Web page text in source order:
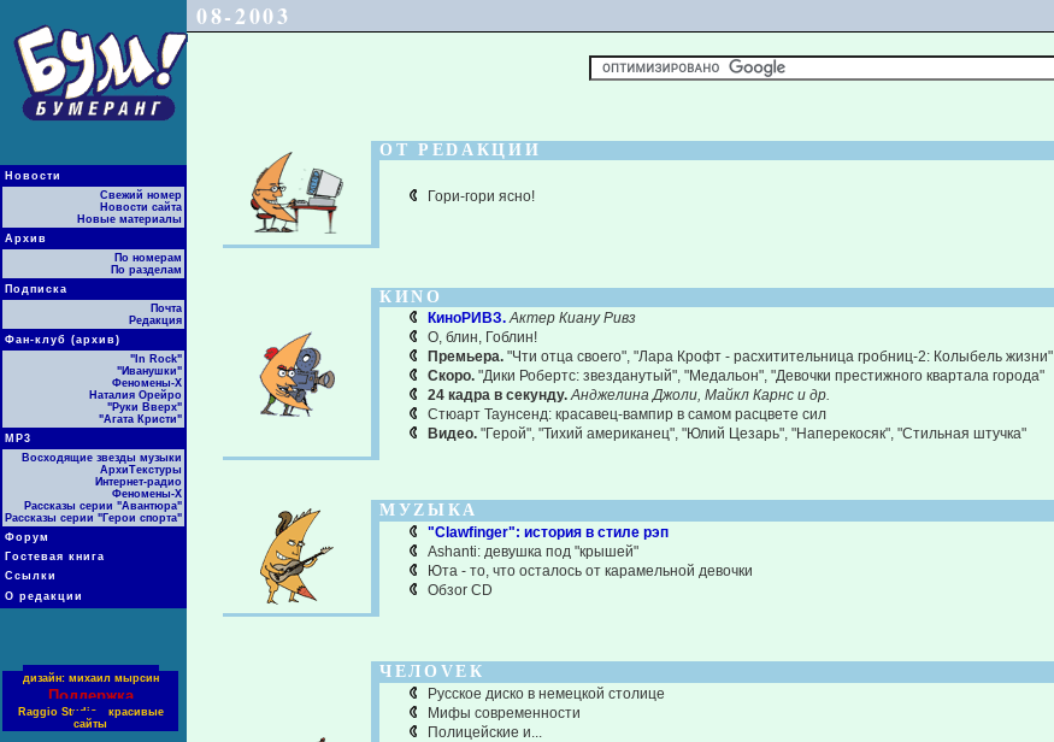
Новости
Свежий номер
Новости сайта
Новые материалы
Архив
По номерам
По разделам
Подписка
Почта
Редакция
Фан-клуб (архив)
"In Rock"
"Иванушки"
Феномены-Х
Наталия Орейро
"Руки Вверх"
"Агата Кристи"
МР3
Восходящие звезды музыки
АрхиТекстуры
Интернет-радио
Феномены-Х
Рассказы серии "Авантюра"
Рассказы серии "Герои спорта"
Форум
Гостевая книга
Ссылки
О редакции
дизайн: михаил мырсин
Поддержка
Raggio Studio - красивые
сайты
08-2003
ОТ РЕDАКЦИИ
Гори-гори ясно!
КИNО
КиноРИВЗ. Актер Киану Ривз
О, блин, Гоблин!
Премьера. "Чти отца своего", "Лара Крофт - расхитительница гробниц-2: Колыбель жизни"
Скоро. "Дики Робертс: звезданутый", "Медальон", "Девочки престижного квартала города"
24 кадра в секунду. Анджелина Джоли, Майкл Карнс и др.
Стюарт Таунсенд: красавец-вампир в самом расцвете сил
Видео. "Герой", "Тихий американец", "Юлий Цезарь", "Наперекосяк", "Стильная штучка"
МУZЫКА
"Clawfinger": история в стиле рэп
Ashanti: девушка под "крышей"
Юта - то, что осталось от карамельной девочки
Обзоr CD
ЧЕЛОVЕК
Русское диско в немецкой столице
Мифы современности
Полицейские и...